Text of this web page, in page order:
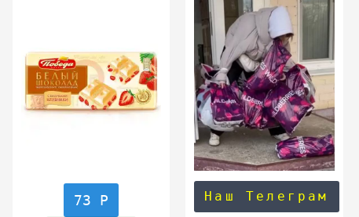
73 Р Наш Телеграм